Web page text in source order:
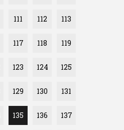
111 112 113
117 118 119
123 124 125
129 130 131
135 136 137